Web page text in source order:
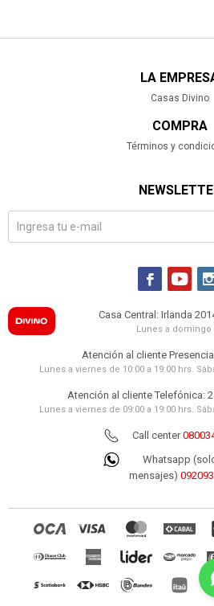
LA
Casas Divino
COMPRA
Términos y
  
Casa Central: Irlanda
Lunes a domingo
Atención al cliente
Lunes a viernes de 10:00 a 19:00 hrs.
Atención al cliente Telefónica:
Lunes a viernes de 09:00 a 19:00 hrs.
Call center
Whatsapp
mensajes)